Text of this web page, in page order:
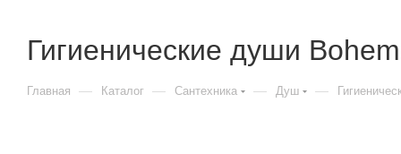
Гигиенические души
Главная — Каталог — Сантехника — Душ —